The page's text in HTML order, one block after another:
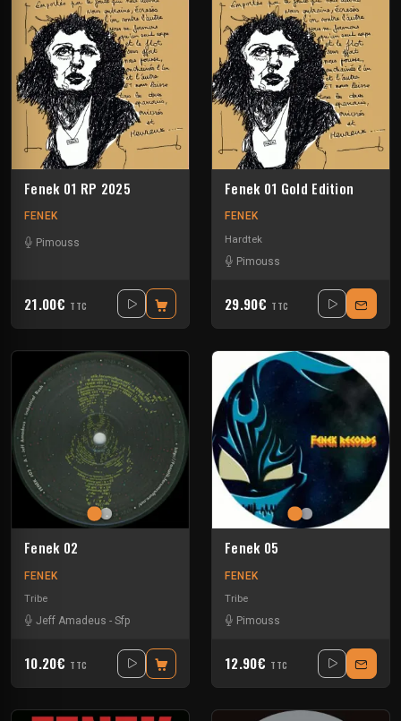
Fenek 01 RP 2025
FENEK
Pimouss
21.00€ TTC
Fenek 01 Gold Edition
FENEK
Hardtek
Pimouss
29.90€ TTC
Fenek 02
FENEK
Tribe
Jeff Amadeus - Sfp
10.20€ TTC
Fenek 05
FENEK
Tribe
Pimouss
12.90€ TTC